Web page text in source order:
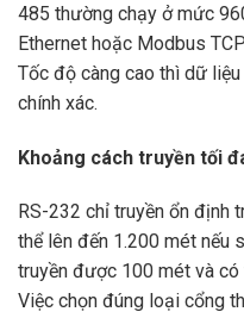
485 thường chạy ở mức
Ethernet hoặc Modbus
Tốc độ càng cao thì dữ
chính xác.
Khoảng cách truyền tối
RS-232 chỉ truyền ổn định
thể lên đến 1.200 mét nếu
truyền được 100 mét và
Việc chọn đúng loại cổng